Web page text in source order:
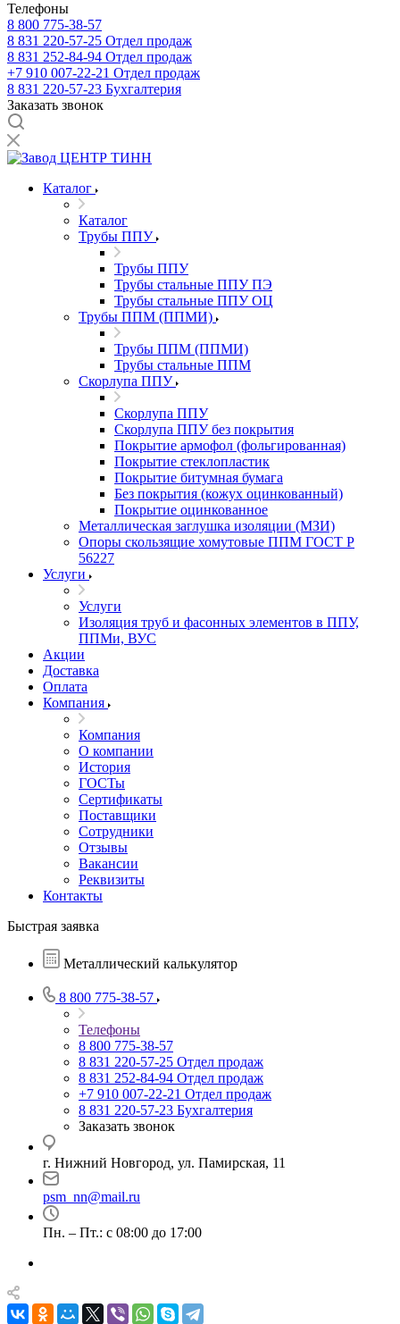
Телефоны
8 800 775-38-57
8 831 220-57-25 Отдел продаж
8 831 252-84-94 Отдел продаж
+7 910 007-22-21 Отдел продаж
8 831 220-57-23 Бухгалтерия
Заказать звонок
Каталог
Каталог
Трубы ППУ
Трубы ППУ
Трубы стальные ППУ ПЭ
Трубы стальные ППУ ОЦ
Трубы ППМ (ППМИ)
Трубы ППМ (ППМИ)
Трубы стальные ППМ
Скорлупа ППУ
Скорлупа ППУ
Скорлупа ППУ без покрытия
Покрытие армофол (фольгированная)
Покрытие стеклопластик
Покрытие битумная бумага
Без покрытия (кожух оцинкованный)
Покрытие оцинкованное
Металлическая заглушка изоляции (МЗИ)
Опоры скользящие хомутовые ППМ ГОСТ Р
56227
Услуги
Услуги
Изоляция труб и фасонных элементов в ППУ,
ППМи, ВУС
Акции
Доставка
Оплата
Компания
Компания
О компании
История
ГОСТы
Сертификаты
Поставщики
Сотрудники
Отзывы
Вакансии
Реквизиты
Контакты
Быстрая заявка
Металлический калькулятор
8 800 775-38-57
Телефоны
8 800 775-38-57
8 831 220-57-25 Отдел продаж
8 831 252-84-94 Отдел продаж
+7 910 007-22-21 Отдел продаж
8 831 220-57-23 Бухгалтерия
Заказать звонок
г. Нижний Новгород, ул. Памирская, 11
psm_nn@mail.ru
Пн. – Пт.: с 08:00 до 17:00